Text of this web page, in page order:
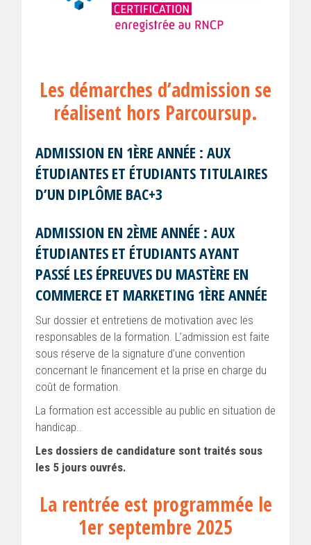
Les démarches d’admission se
réalisent hors Parcoursup.
ADMISSION EN 1ÈRE ANNÉE : AUX
ÉTUDIANTES ET ÉTUDIANTS TITULAIRES
D’UN DIPLÔME BAC+3
ADMISSION EN 2ÈME ANNÉE : AUX
ÉTUDIANTES ET ÉTUDIANTS AYANT
PASSÉ LES ÉPREUVES DU MASTÈRE EN
COMMERCE ET MARKETING 1ÈRE ANNÉE
Sur dossier et entretiens de motivation avec les
responsables de la formation. L’admission est faite
sous réserve de la signature d’une convention
concernant le financement et la prise en charge du
coût de formation.
La formation est accessible au public en situation de
handicap..
Les dossiers de candidature sont traités sous
les 5 jours ouvrés.
La rentrée est programmée le
1er septembre 2025